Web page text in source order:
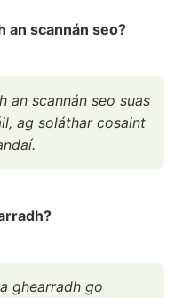
an scannán seo?
an scannán seo suas
ag soláthar cosaint
ghearradh go